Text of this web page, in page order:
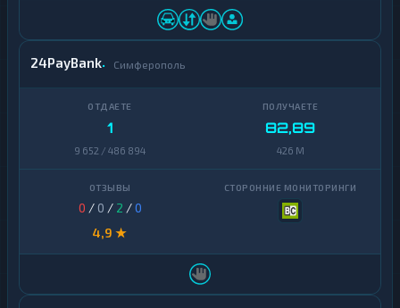
24PayBank Симферополь
1
9 652 / 486 894
82,89
426 M
0 / 0 / 2 /0
4,9 ★